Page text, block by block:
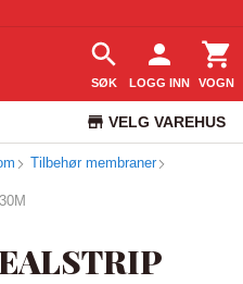
SØK LOGG INN VOGN
VELG VAREHUS
KUNDESERVICE
Tilbehør membraner